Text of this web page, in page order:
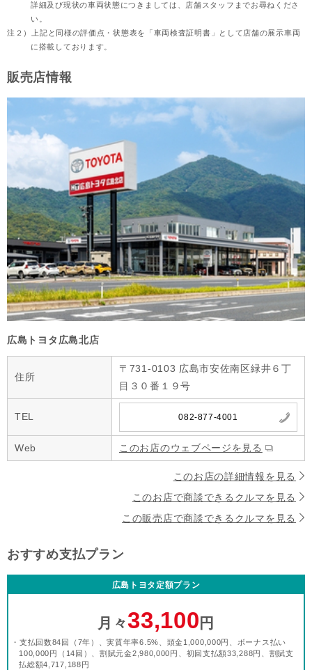
詳細及び現状の車両状態につきましては、店舗スタッフまでお尋ねくださ
い。
注２）
上記と同様の評価点・状態表を「車両検査証明書」として店舗の展示車両
に搭載しております。
販売店情報
広島トヨタ広島北店
住所
〒731-0103 広島市安佐南区緑井６丁
目３０番１９号
TEL 082-877-4001
Web このお店のウェブページを見る
このお店の詳細情報を見る
このお店で商談できるクルマを見る
この販売店で商談できるクルマを見る
おすすめ支払プラン
広島トヨタ定額プラン
月々33,100 円
・支払回数84回（7年）、実質年率6.5%、頭金1,000,000円、ボーナス払い
100,000円（14回）、割賦元金2,980,000円、初回支払額33,288円、割賦支
払総額4,717,188円